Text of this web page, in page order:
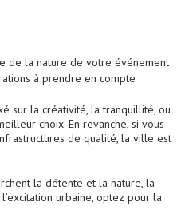
de la nature de votre événement
à prendre en compte :
sur la créativité, la tranquillité, ou
choix. En revanche, si vous
de qualité, la ville est
la détente et la nature, la
urbaine, optez pour la